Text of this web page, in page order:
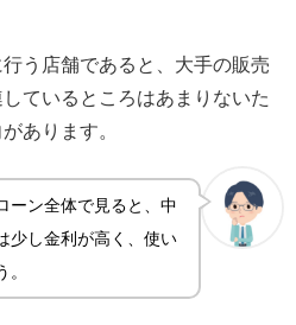
う店舗であると、大手の販売
ているところはあまりないた
あります。
ーン全体で見ると、中
少し金利が高く、使い
。